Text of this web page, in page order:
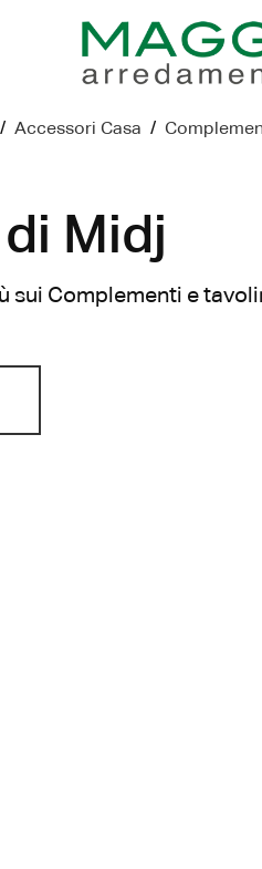
/ Accessori Casa /
Midj
sui Complementi e